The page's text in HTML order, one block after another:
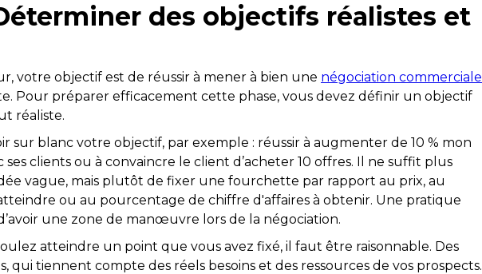
des objectifs réalistes et
votre objectif est de réussir à mener à bien une négociation commerciale
Pour préparer efficacement cette phase, vous devez définir un objectif
réaliste.
sur blanc votre objectif, par exemple : réussir à augmenter de 10 % mon
ses clients ou à convaincre le client d’acheter 10 offres. Il ne suffit plus
vague, mais plutôt de fixer une fourchette par rapport au prix, au
ou au pourcentage de chiffre d'affaires à obtenir. Une pratique
une zone de manœuvre lors de la négociation.
atteindre un point que vous avez fixé, il faut être raisonnable. Des
qui tiennent compte des réels besoins et des ressources de vos prospects.